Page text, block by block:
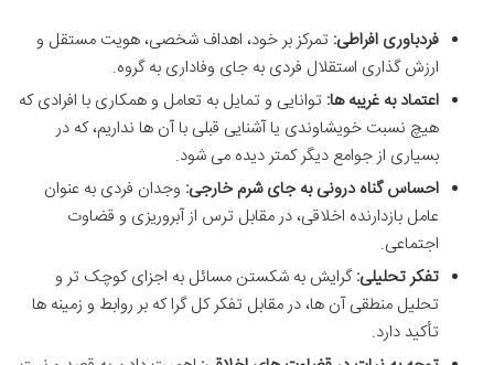
فردباوری افراطی: تمرکز بر خود، اهداف شخصی، هویت مستقل و
ارزش گذاری استقلال فردی به جای وفاداری به گروه.
اعتماد به غریبه ها: توانایی و تمایل به تعامل و همکاری با افرادی که
هیچ نسبت خویشاوندی یا آشنایی قبلی با آن ها نداریم، که در
بسیاری از جوامع دیگر کمتر دیده می شود.
احساس گناه درونی به جای شرم خارجی: وجدان فردی به عنوان
عامل بازدارنده اخلاقی، در مقابل ترس از آبروریزی و قضاوت
اجتماعی.
تفکر تحلیلی:گرایش به شکستن مسائل به اجزای کوچک تر و
تحلیل منطقی آن ها، در مقابل تفکر کل گرا که بر روابط و زمینه ها
تأکید دارد.